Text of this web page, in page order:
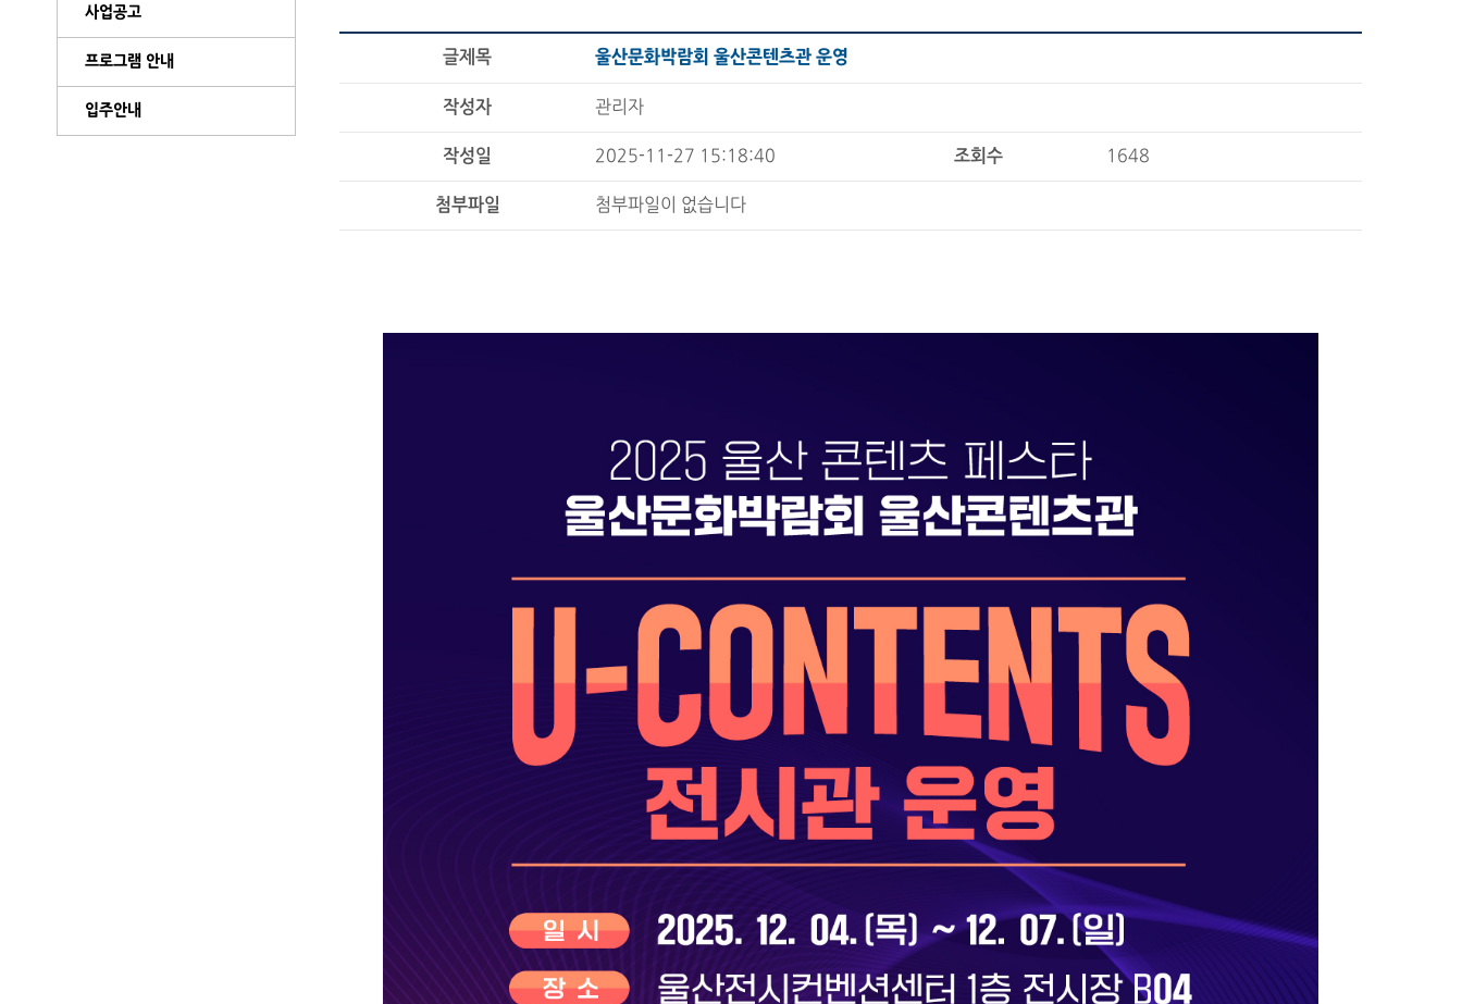
사업공고
프로그램 안내
입주안내
글제목 울산문화박람회 울산콘텐츠관 운영
작성자 관리자
작성일 2025-11-27 15:18:40 조회수 1648
첨부파일 첨부파일이 없습니다